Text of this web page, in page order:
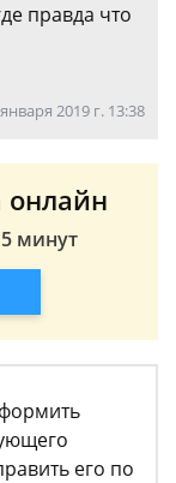
правда что
2019 г. 13:38
онлайн
минут
его по